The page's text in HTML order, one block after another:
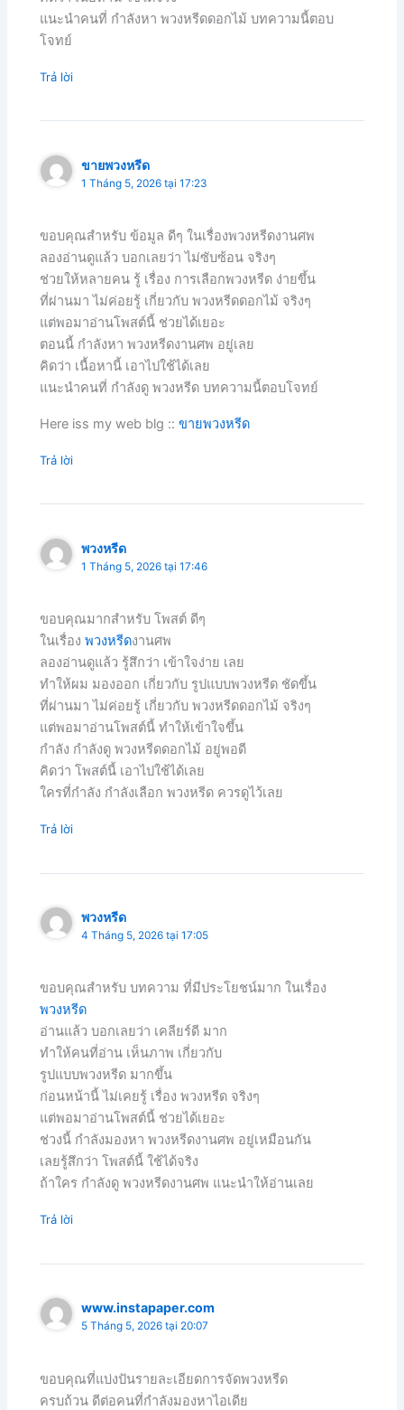
แนะนำคนที่ กำลังหา พวงหรีดดอกไม้ บทความนี้ตอบ
โจทย์
Trả lời
ขายพวงหรีด
1 Tháng 5, 2026 tại 17:23
ขอบคุณสำหรับ ข้อมูล ดีๆ ในเรื่องพวงหรีดงานศพ
ลองอ่านดูแล้ว บอกเลยว่า ไม่ซับซ้อน จริงๆ
ช่วยให้หลายคน รู้ เรื่อง การเลือกพวงหรีด ง่ายขึ้น
ที่ผ่านมา ไม่ค่อยรู้ เกี่ยวกับ พวงหรีดดอกไม้ จริงๆ
แต่พอมาอ่านโพสต์นี้ ช่วยได้เยอะ
ตอนนี้ กำลังหา พวงหรีดงานศพ อยู่เลย
คิดว่า เนื้อหานี้ เอาไปใช้ได้เลย
แนะนำคนที่ กำลังดู พวงหรีด บทความนี้ตอบโจทย์
Here iss my web blg ::ขายพวงหรีด
Trả lời
พวงหรีด
1 Tháng 5, 2026 tại 17:46
ขอบคุณมากสำหรับ โพสต์ ดีๆ
ในเรื่องพวงหรีดงานศพ
ลองอ่านดูแล้ว รู้สึกว่า เข้าใจง่าย เลย
ทำให้ผม มองออก เกี่ยวกับ รูปแบบพวงหรีด ชัดขึ้น
ที่ผ่านมา ไม่ค่อยรู้ เกี่ยวกับ พวงหรีดดอกไม้ จริงๆ
แต่พอมาอ่านโพสต์นี้ ทำให้เข้าใจขึ้น
กำลัง กำลังดู พวงหรีดดอกไม้ อยู่พอดี
คิดว่า โพสต์นี้ เอาไปใช้ได้เลย
ใครที่กำลัง กำลังเลือก พวงหรีด ควรดูไว้เลย
Trả lời
พวงหรีด
4 Tháng 5, 2026 tại 17:05
ขอบคุณสำหรับ บทความ ที่มีประโยชน์มาก ในเรื่อง
พวงหรีด
อ่านแล้ว บอกเลยว่า เคลียร์ดี มาก
ทำให้คนที่อ่าน เห็นภาพ เกี่ยวกับ
รูปแบบพวงหรีด มากขึ้น
ก่อนหน้านี้ ไม่เคยรู้ เรื่อง พวงหรีด จริงๆ
แต่พอมาอ่านโพสต์นี้ ช่วยได้เยอะ
ช่วงนี้ กำลังมองหา พวงหรีดงานศพ อยู่เหมือนกัน
เลยรู้สึกว่า โพสต์นี้ ใช้ได้จริง
ถ้าใคร กำลังดู พวงหรีดงานศพ แนะนำให้อ่านเลย
Trả lời
www.instapaper.com
5 Tháng 5, 2026 tại 20:07
ขอบคุณที่แบ่งปันรายละเอียดการจัดพวงหรีด
ครบถ้วน ดีต่อคนที่กำลังมองหาไอเดีย